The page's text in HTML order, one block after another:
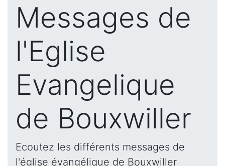
Messages de
l'Eglise
Evangelique
de Bouxwiller
Ecoutez les différents messages de
l'église évangélique de Bouxwiller